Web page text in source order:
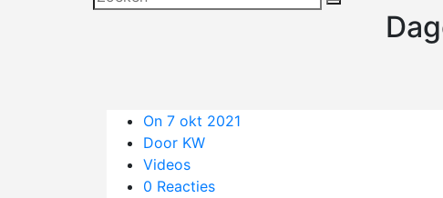
On 7 okt 2021
Door KW
Videos
0 Reacties